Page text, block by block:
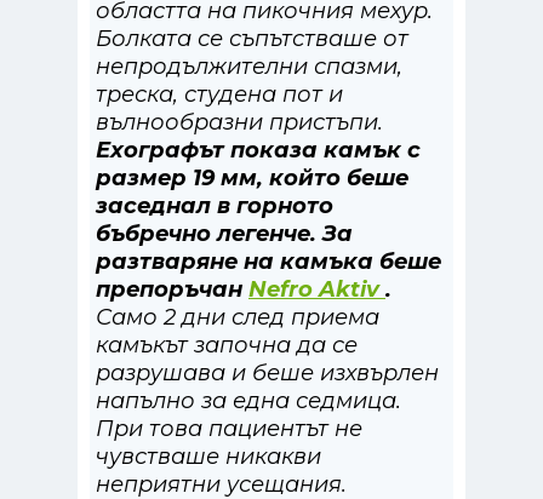
областта на пикочния мехур.
Болката се съпътстваше от
непродължителни спазми,
треска, студена пот и
вълнообразни пристъпи.
Ехографът показа камък с
размер 19 мм, който беше
заседнал в горното
бъбречно легенче. За
разтваряне на камъка беше
препоръчан Nefro Aktiv.
Само 2 дни след приема
камъкът започна да се
разрушава и беше изхвърлен
напълно за една седмица.
При това пациентът не
чувстваше никакви
неприятни усещания.